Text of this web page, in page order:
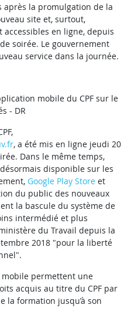
après la promulgation de la
site et, surtout,
accessibles en ligne, depuis
soirée. Le gouvernement
service dans la journée.
mobile du CPF sur le
- DR
, a été mis en ligne jeudi 20
Dans le même temps,
disponible sur les
Google Play Store et
du public des nouveaux
la bascule du système de
intermédié et plus
du Travail depuis la
2018 "pour la liberté
mobile permettent une
acquis au titre du CPF par
la formation jusqu’à son